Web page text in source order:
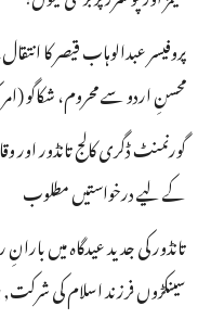
پروفیسر عبدالوہاب قیصر کا
محسنِ اردو سے محروم، شکاگو
گورنمنٹ ڈگری کالج تانڈور اور
کے لیے درخواستیں مطلوب
تانڈور کی جدید عیدگاہ میں
سینکڑوں فرزند اسلام کی شرکت,